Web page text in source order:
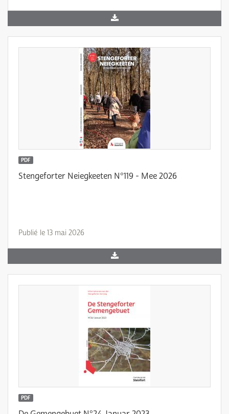
PDF
Stengeforter Neiegkeeten N°119 - Mee 2026
Publié le 13 mai 2026
PDF